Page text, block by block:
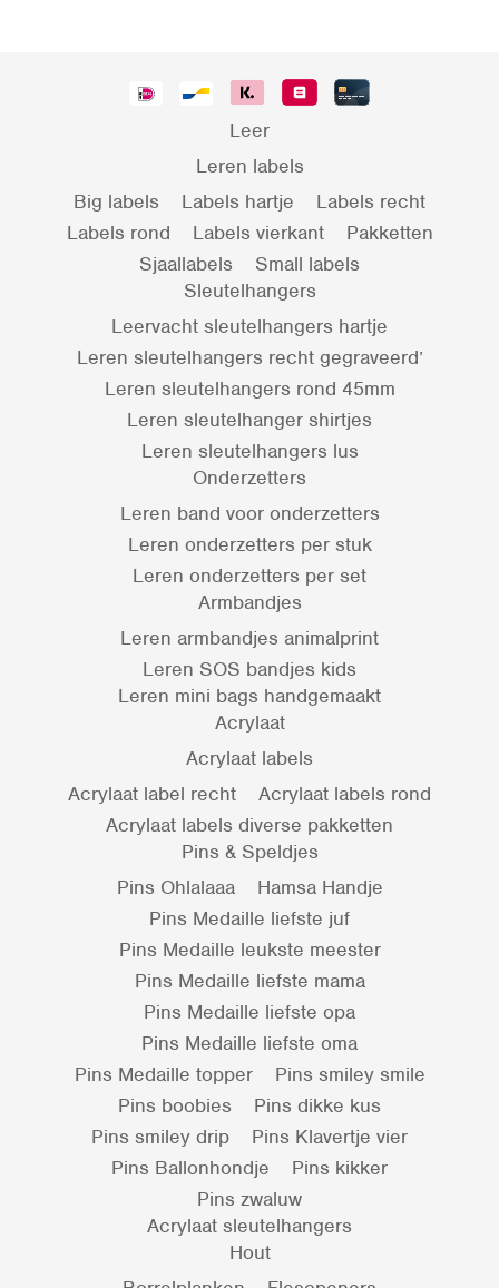
Leer
Leren labels
Big labels
Labels hartje
Labels recht
Labels rond
Labels vierkant
Pakketten
Sjaallabels
Small labels
Sleutelhangers
Leervacht sleutelhangers hartje
Leren sleutelhangers recht gegraveerd’
Leren sleutelhangers rond 45mm
Leren sleutelhanger shirtjes
Leren sleutelhangers lus
Onderzetters
Leren band voor onderzetters
Leren onderzetters per stuk
Leren onderzetters per set
Armbandjes
Leren armbandjes animalprint
Leren SOS bandjes kids
Leren mini bags handgemaakt
Acrylaat
Acrylaat labels
Acrylaat label recht
Acrylaat labels rond
Acrylaat labels diverse pakketten
Pins & Speldjes
Pins Ohlalaaa
Hamsa Handje
Pins Medaille liefste juf
Pins Medaille leukste meester
Pins Medaille liefste mama
Pins Medaille liefste opa
Pins Medaille liefste oma
Pins Medaille topper
Pins smiley smile
Pins boobies
Pins dikke kus
Pins smiley drip
Pins Klavertje vier
Pins Ballonhondje
Pins kikker
Pins zwaluw
Acrylaat sleutelhangers
Hout